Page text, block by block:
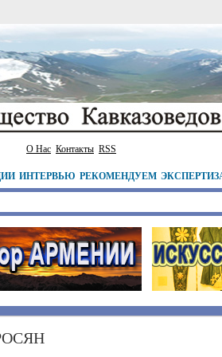
О Нас Контакты RSS
ИНТЕРВЬЮ РЕКОМЕНДУЕМ